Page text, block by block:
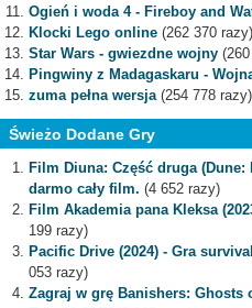
Ogień i woda 4 - Fireboy and
Klocki Lego online (262 370 razy)
Star Wars - gwiezdne wojny
Pingwiny z Madagaskaru -
zuma pełna wersja(254 778 razy)
Świeżo Dodane Gry
Film Diuna: Część druga (Dune:
darmo cały film. (4 652 razy)
Film Akademia pana Kleksa
199 razy)
Pacific Drive (2024) - Gra
053 razy)
Zagraj w grę Banishers: Ghosts